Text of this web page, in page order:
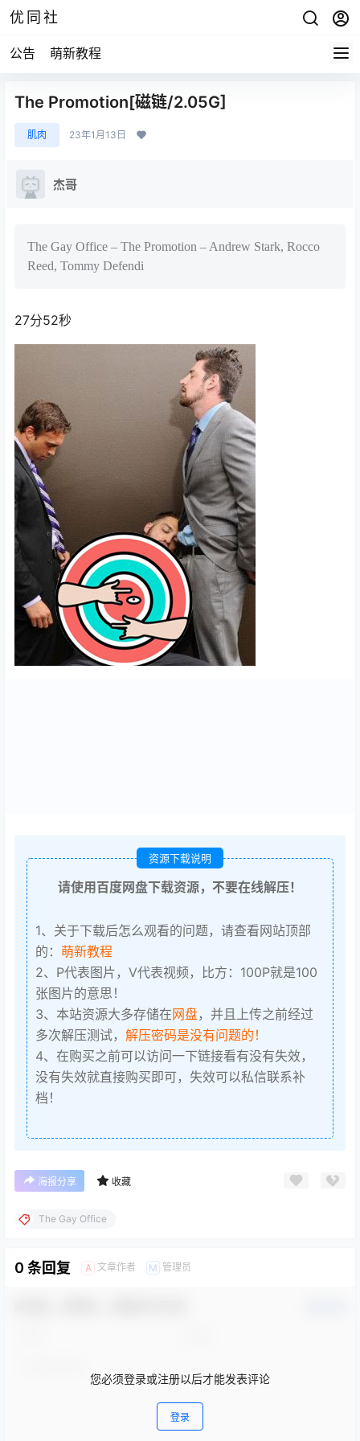
优同社
公告 萌新教程
The Promotion[磁链/2.05G]
肌肉 23年1月13日
杰哥
The Gay Office – The Promotion – Andrew Stark, Rocco
Reed, Tommy Defendi
27分52秒
资源下载说明
请使用百度网盘下载资源，不要在线解压！
1、关于下载后怎么观看的问题，请查看网站顶部
的： 萌新教程
2、P代表图片，V代表视频，比方：100P就是100
张图片的意思！
3、本站资源大多存储在网盘，并且上传之前经过
多次解压测试， 解压密码是没有问题的！
4、在购买之前可以访问一下链接看有没有失效，
没有失效就直接购买即可，失效可以私信联系补
档！
海报分享 收藏
The Gay Office
0 条回复 A 文章作者 M 管理员
您必须登录或注册以后才能发表评论
登录